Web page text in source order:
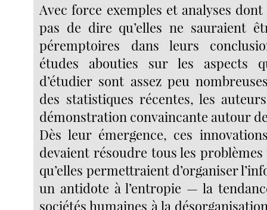
Avec force exemples et analyses
pas de dire qu’elles ne sauraient
péremptoires dans leurs
études abouties sur les aspects
d’étudier sont assez peu
des statistiques récentes, les
démonstration convaincante autour
Dès leur émergence, ces
devaient résoudre tous les
qu’elles permettraient d’organiser
un antidote à l’entropie — la
sociétés humaines à la